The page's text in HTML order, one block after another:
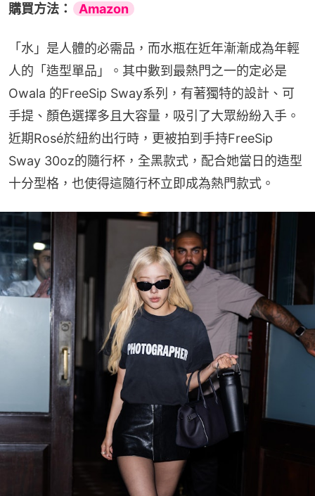
購買方法： Amazon
「水」是人體的必需品，而水瓶在近年漸漸成為年輕
人的「造型單品」。其中數到最熱門之一的定必是
Owala 的FreeSip Sway系列，有著獨特的設計、可
手提、顏色選擇多且大容量，吸引了大眾紛紛入手。
近期Rosé於紐約出行時，更被拍到手持FreeSip
Sway 30oz的隨行杯，全黑款式，配合她當日的造型
十分型格，也使得這隨行杯立即成為熱門款式。